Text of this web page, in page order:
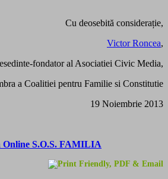
Cu deosebită considerație,
Victor Roncea,
fondator al Asociatiei Civic Media,
a Coalitiei pentru Familie si Constitutie
19 Noiembrie 2013
Online S.O.S. FAMILIA